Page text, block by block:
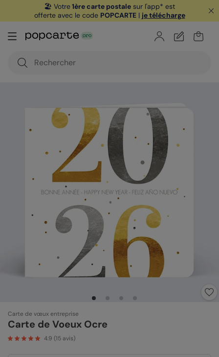
🏖️ Votre1ère carte postale sur l'app* est
offerte avec le code POPCARTE| je télécharge
Carte de vœux entreprise
Carte de Voeux Ocre
4.9 (15 avis)